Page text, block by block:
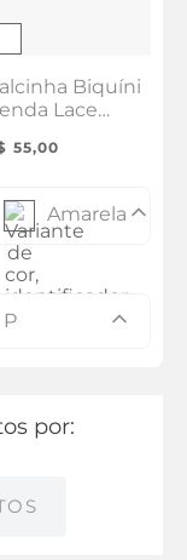
Biquíni
Lace
55,00
Amarela
P
por: